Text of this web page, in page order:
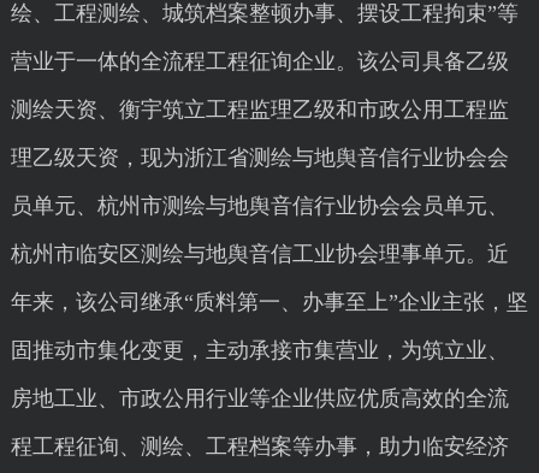
绘、工程测绘、城筑档案整顿办事、摆设工程拘束”等
营业于一体的全流程工程征询企业。该公司具备乙级
测绘天资、衡宇筑立工程监理乙级和市政公用工程监
理乙级天资，现为浙江省测绘与地舆音信行业协会会
员单元、杭州市测绘与地舆音信行业协会会员单元、
杭州市临安区测绘与地舆音信工业协会理事单元。近
年来，该公司继承“质料第一、办事至上”企业主张，坚
固推动市集化变更，主动承接市集营业，为筑立业、
房地工业、市政公用行业等企业供应优质高效的全流
程工程征询、测绘、工程档案等办事，助力临安经济